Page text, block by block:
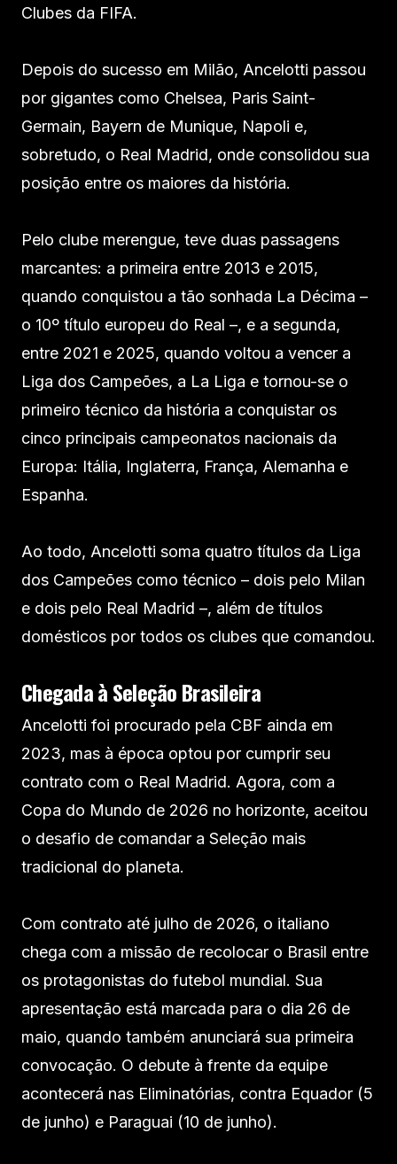
Clubes da FIFA.
Depois do sucesso em Milão, Ancelotti passou
por gigantes como Chelsea, Paris Saint-
Germain, Bayern de Munique, Napoli e,
sobretudo, o Real Madrid, onde consolidou sua
posição entre os maiores da história.
Pelo clube merengue, teve duas passagens
marcantes: a primeira entre 2013 e 2015,
quando conquistou a tão sonhada La Décima –
o 10º título europeu do Real –, e a segunda,
entre 2021 e 2025, quando voltou a vencer a
Liga dos Campeões, a La Liga e tornou-se o
primeiro técnico da história a conquistar os
cinco principais campeonatos nacionais da
Europa: Itália, Inglaterra, França, Alemanha e
Espanha.
Ao todo, Ancelotti soma quatro títulos da Liga
dos Campeões como técnico – dois pelo Milan
e dois pelo Real Madrid –, além de títulos
domésticos por todos os clubes que comandou.
Chegada à Seleção Brasileira
Ancelotti foi procurado pela CBF ainda em
2023, mas à época optou por cumprir seu
contrato com o Real Madrid. Agora, com a
Copa do Mundo de 2026 no horizonte, aceitou
o desafio de comandar a Seleção mais
tradicional do planeta.
Com contrato até julho de 2026, o italiano
chega com a missão de recolocar o Brasil entre
os protagonistas do futebol mundial. Sua
apresentação está marcada para o dia 26 de
maio, quando também anunciará sua primeira
convocação. O debute à frente da equipe
acontecerá nas Eliminatórias, contra Equador (5
de junho) e Paraguai (10 de junho).